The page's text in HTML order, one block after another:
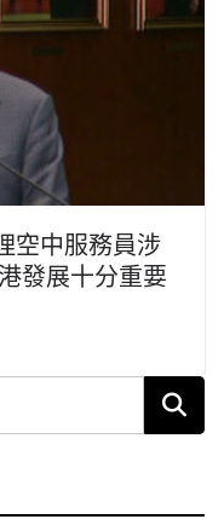
空中服務員涉
發展十分重要